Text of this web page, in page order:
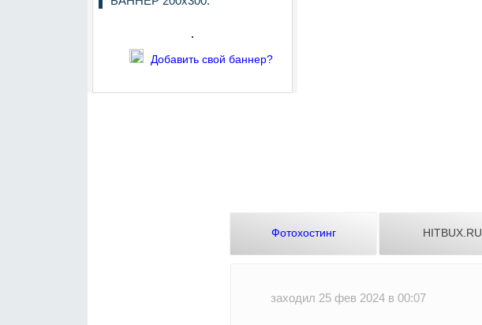
Добавить свой баннер?
Фотохостинг HITBUX.RU
заходил 25 фев 2024 в 00:07